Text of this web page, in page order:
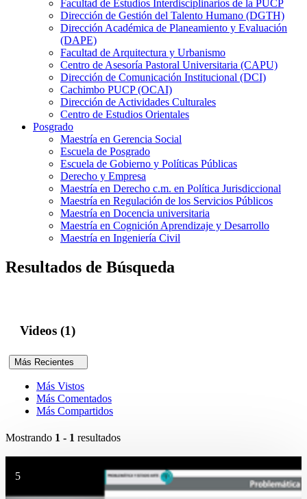
Facultad de Estudios Interdisciplinarios de la PUCP
Dirección de Gestión del Talento Humano (DGTH)
Dirección Académica de Planeamiento y Evaluación
(DAPE)
Facultad de Arquitectura y Urbanismo
Centro de Asesoría Pastoral Universitaria (CAPU)
Dirección de Comunicación Institucional (DCI)
Cachimbo PUCP (OCAI)
Dirección de Actividades Culturales
Centro de Estudios Orientales
Posgrado
Maestría en Gerencia Social
Escuela de Posgrado
Escuela de Gobierno y Políticas Públicas
Derecho y Empresa
Maestría en Derecho c.m. en Política Jurisdiccional
Maestría en Regulación de los Servicios Públicos
Maestría en Docencia universitaria
Maestría en Cognición Aprendizaje y Desarrollo
Maestría en Ingeniería Civil
Resultados de Búsqueda
Videos (1)
Más Recientes
Más Vistos
Más Comentados
Más Compartidos
Mostrando 1 - 1 resultados
5